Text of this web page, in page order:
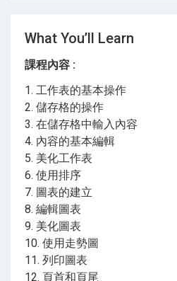
What You’ll Learn
課程內容 :
1. 工作表的基本操作
2. 儲存格的操作
3. 在儲存格中輸入內容
4. 內容的基本編輯
5. 美化工作表
6. 使用排序
7. 圖表的建立
8. 編輯圖表
9. 美化圖表
10. 使用走勢圖
11. 列印圖表
12. 頁首和頁尾